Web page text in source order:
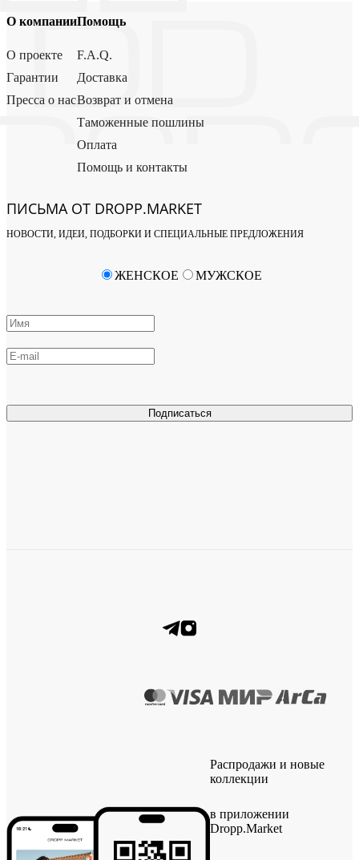
О компании
О проекте
Гарантии
Пресса о нас
Помощь
F.A.Q.
Доставка
Возврат и отмена
Таможенные пошлины
Оплата
Помощь и контакты
ПИСЬМА ОТ DROPP.MARKET
НОВОСТИ, ИДЕИ, ПОДБОРКИ И СПЕЦИАЛЬНЫЕ ПРЕДЛОЖЕНИЯ
Подписаться
ЖЕНСКОЕ МУЖСКОЕ
Распродажи и новые
коллекции
в приложении
Dropp.Market